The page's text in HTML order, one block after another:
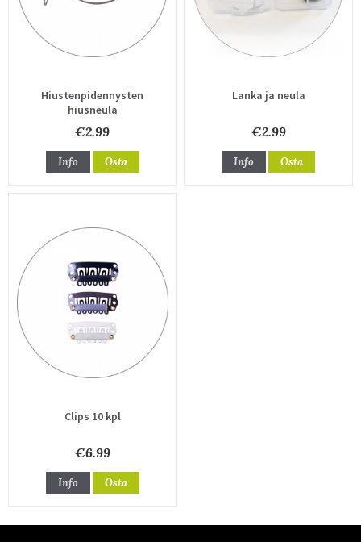
Hiustenpidennysten
hiusneula
€2.99
Info Osta
Lanka ja neula
€2.99
Info Osta
Clips 10 kpl
€6.99
Info Osta